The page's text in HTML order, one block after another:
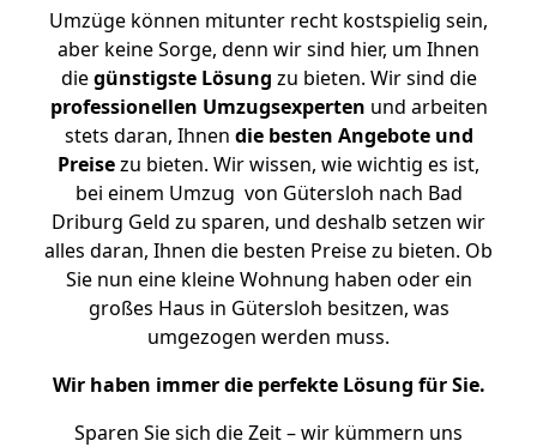
Umzüge können mitunter recht kostspielig sein,
aber keine Sorge, denn wir sind hier, um Ihnen
diegünstigste Lösung zu bieten. Wir sind die
professionellen Umzugsexperten und arbeiten
stets daran, Ihnen die besten Angebote und
Preisezu bieten. Wir wissen, wie wichtig es ist,
bei einem Umzug von Gütersloh nach Bad
Driburg Geld zu sparen, und deshalb setzen wir
alles daran, Ihnen die besten Preise zu bieten. Ob
Sie nun eine kleine Wohnung haben oder ein
großes Haus in Gütersloh besitzen, was
umgezogen werden muss.
Wir haben immer die perfekte Lösung für Sie.
Sparen Sie sich die Zeit – wir kümmern uns